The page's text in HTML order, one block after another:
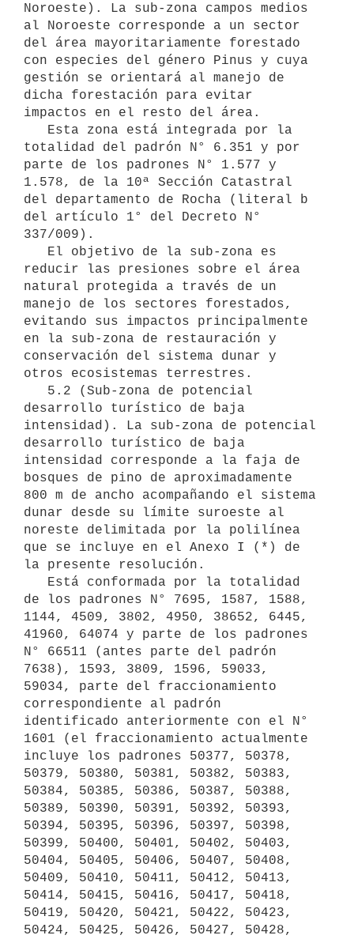
Noroeste). La sub-zona campos medios
al Noroeste corresponde a un sector
del área mayoritariamente forestado
con especies del género Pinus y cuya
gestión se orientará al manejo de
dicha forestación para evitar
impactos en el resto del área.
totalidad del padrón N° 6.351 y por
parte de los padrones N° 1.577 y
1.578, de la 10ª Sección Catastral
del departamento de Rocha (literal b
del artículo 1° del Decreto N°
337/009).
reducir las presiones sobre el área
natural protegida a través de un
manejo de los sectores forestados,
evitando sus impactos principalmente
en la sub-zona de restauración y
conservación del sistema dunar y
otros ecosistemas terrestres.
desarrollo turístico de baja
intensidad). La sub-zona de potencial
desarrollo turístico de baja
intensidad corresponde a la faja de
bosques de pino de aproximadamente
800 m de ancho acompañando el sistema
dunar desde su límite suroeste al
noreste delimitada por la polilínea
que se incluye en el Anexo I (*) de
la presente resolución.
de los padrones N° 7695, 1587, 1588,
1144, 4509, 3802, 4950, 38652, 6445,
41960, 64074 y parte de los padrones
N° 66511 (antes parte del padrón
7638), 1593, 3809, 1596, 59033,
59034, parte del fraccionamiento
correspondiente al padrón
identificado anteriormente con el N°
1601 (el fraccionamiento actualmente
incluye los padrones 50377, 50378,
50379, 50380, 50381, 50382, 50383,
50384, 50385, 50386, 50387, 50388,
50389, 50390, 50391, 50392, 50393,
50394, 50395, 50396, 50397, 50398,
50399, 50400, 50401, 50402, 50403,
50404, 50405, 50406, 50407, 50408,
50409, 50410, 50411, 50412, 50413,
50414, 50415, 50416, 50417, 50418,
50419, 50420, 50421, 50422, 50423,
50424, 50425, 50426, 50427, 50428,